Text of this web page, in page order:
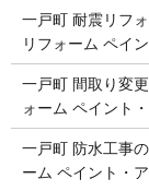
一戸町 耐震リフ
リフォーム ペイ
一戸町 間取り変
ォーム ペイント
一戸町 防水工事
ーム ペイント・